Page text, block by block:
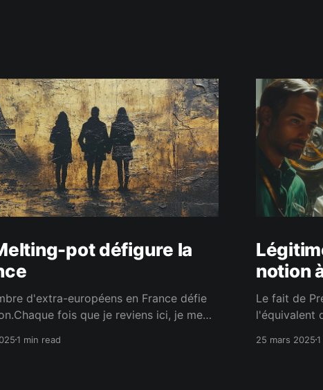
pot défigure la
d'extra-européens en France défie
fois que je reviens ici, je me
point de vue de nationaliste que je
1 min read
notion
Le fait de
l'équivalent
qua non
25 mars 2025